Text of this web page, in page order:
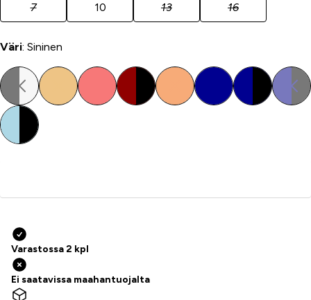
7 10 13 16
Väri: Sininen
Varastossa 2 kpl
Ei saatavissa maahantuojalta